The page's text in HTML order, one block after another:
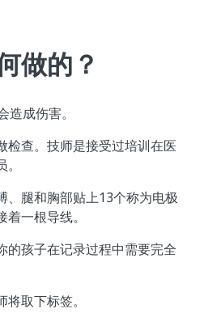
做的？
成伤害。
检查。技师是接受过培训在医
、腿和胸部贴上13个称为电极
一根导线。
的孩子在记录过程中需要完全
取下标签。